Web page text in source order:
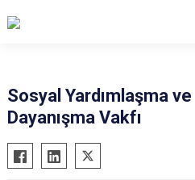
Ayvalık
Balya
Sosyal Yardımlaşma ve
Dayanışma Vakfı